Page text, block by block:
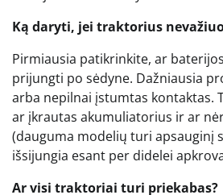
Ką daryti, jei traktorius
Pirmiausia patikrinkite, ar
prijungti po sėdyne. Dažniausia
arba nepilnai įstumtas kontaktas.
ar įkrautas akumuliatorius ir ar
(dauguma modelių turi apsauginį
išsijungia esant per didelei
Ar visi traktoriai turi priekabas?